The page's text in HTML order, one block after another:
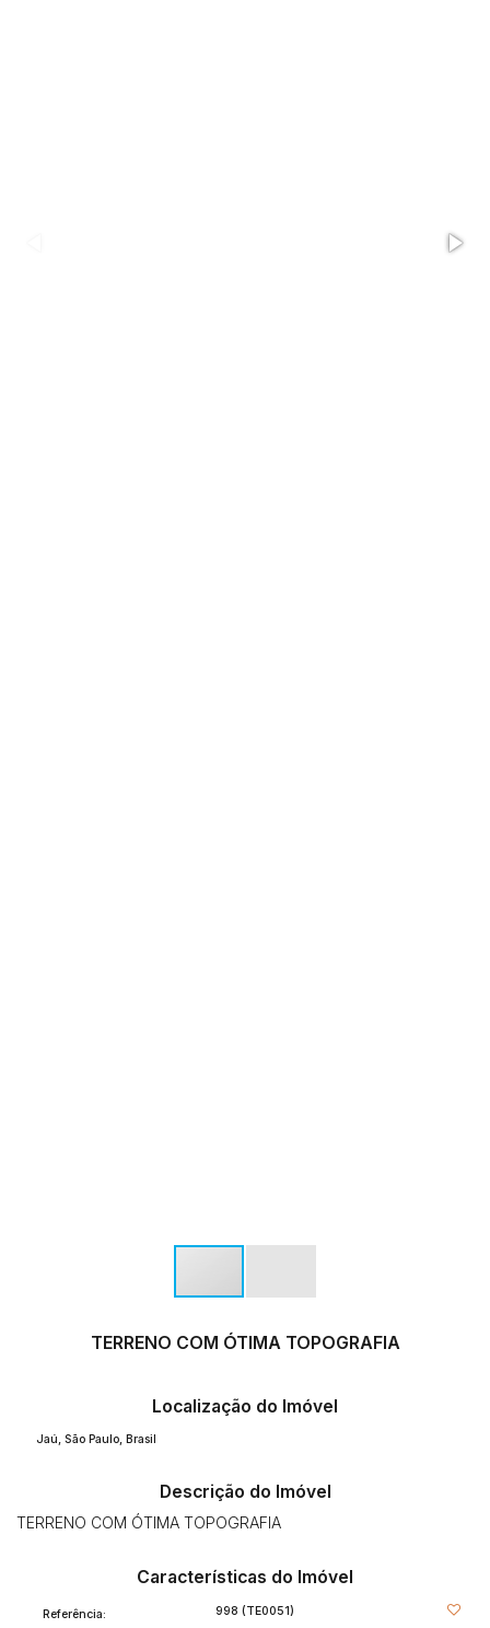
TERRENO COM ÓTIMA TOPOGRAFIA
Localização do Imóvel
Jaú, São Paulo, Brasil
Descrição do Imóvel
TERRENO COM ÓTIMA TOPOGRAFIA
Características do Imóvel
Referência: 998 (TE0051)